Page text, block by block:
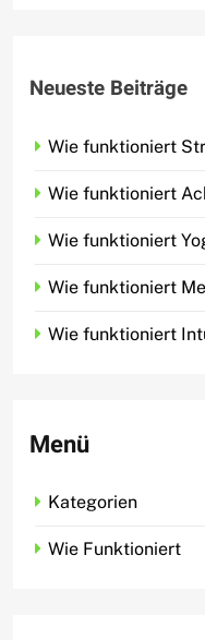
Neueste Beiträge
Wie funktioniert
Wie funktioniert
Wie funktioniert
Wie funktioniert
Wie funktioniert
Menü
Kategorien
Wie Funktioniert